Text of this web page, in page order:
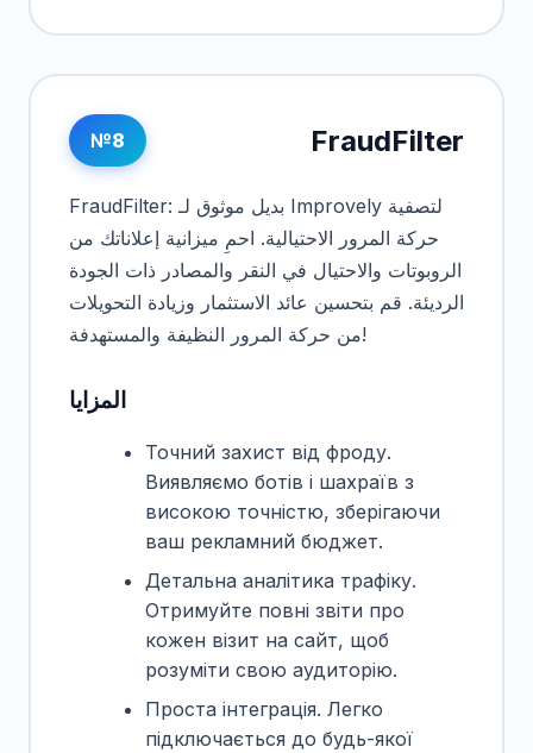
№8 FraudFilter
FraudFilter: بديل موثوق لـ Improvely لتصفية
حركة المرور الاحتيالية. احمِ ميزانية إعلاناتك من
الروبوتات والاحتيال في النقر والمصادر ذات الجودة
الرديئة. قم بتحسين عائد الاستثمار وزيادة التحويلات
من حركة المرور النظيفة والمستهدفة!
المزايا
Точний захист від фроду.
Виявляємо ботів і шахраїв з
високою точністю, зберігаючи
ваш рекламний бюджет.
Детальна аналітика трафіку.
Отримуйте повні звіти про
кожен візит на сайт, щоб
розуміти свою аудиторію.
Проста інтеграція. Легко
підключається до будь-якої